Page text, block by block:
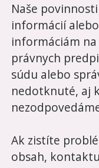
Naše
informácií
informáciám na
právnych
súdu alebo
nedotknuté, aj
Ak zistíte
obsah,